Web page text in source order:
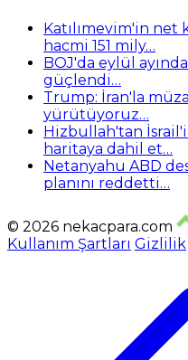
Katılımevim'in net
hacmi 151 mily…
BOJ'da eylül
güçlendi…
Trump: İran'la
yürütüyoruz…
Hizbullah'tan
haritaya dahil et…
Netanyahu ABD
planını reddetti…
© 2026 nekacpara.com
Kullanım Şartları Gizlilik